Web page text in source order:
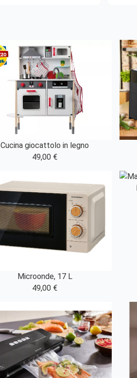
Cucina giocattolo in legno
49,00 €
Microonde, 17 L
49,00 €